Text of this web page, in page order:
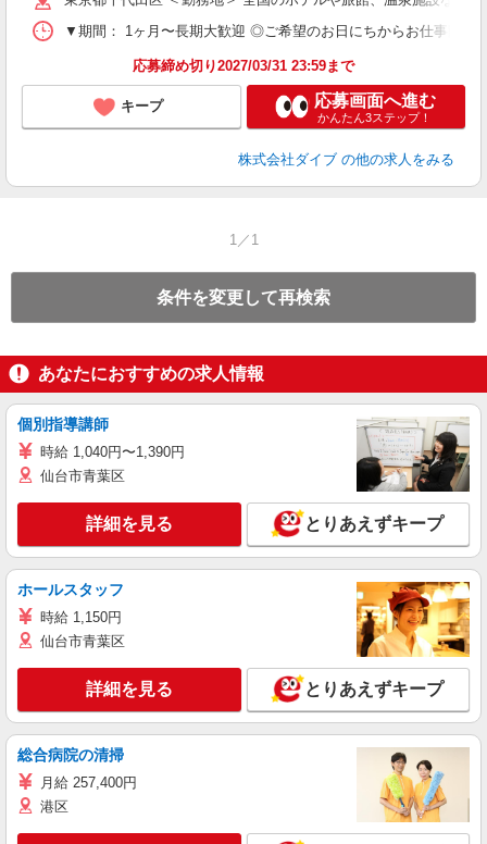
▼期間： 1ヶ月〜長期大歓迎 ◎ご希望のお日にちからお仕事開
応募締め切り2027/03/31 23:59まで
キープ 応募画面へ進む
かんたん3ステップ！
株式会社ダイブ の他の求人をみる
1／1
条件を変更して再検索
あなたにおすすめの求人情報
個別指導講師
時給 1,040円〜1,390円
仙台市青葉区
詳細を見る とりあえずキープ
ホールスタッフ
時給 1,150円
仙台市青葉区
詳細を見る とりあえずキープ
総合病院の清掃
月給 257,400円
港区